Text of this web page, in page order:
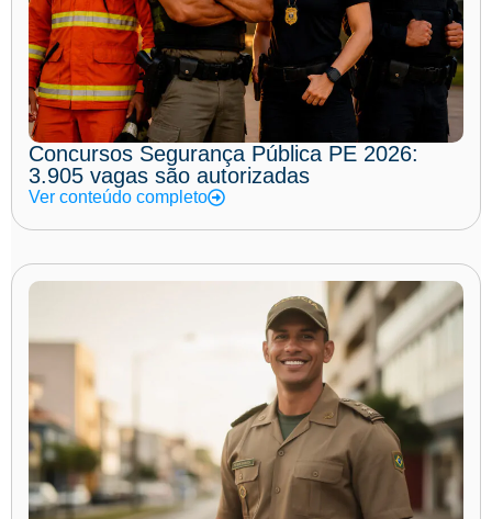
Concursos Segurança Pública PE 2026:
3.905 vagas são autorizadas
Ver conteúdo completo